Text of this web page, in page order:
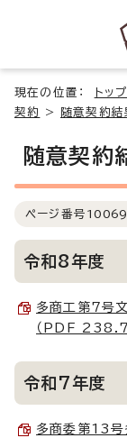
現在の位置： トッ
契約
> 随意契約結
随意契約
ページ番号
令和8年度
多商工第7号
（PDF 238.7
令和7年度
多商委第13号